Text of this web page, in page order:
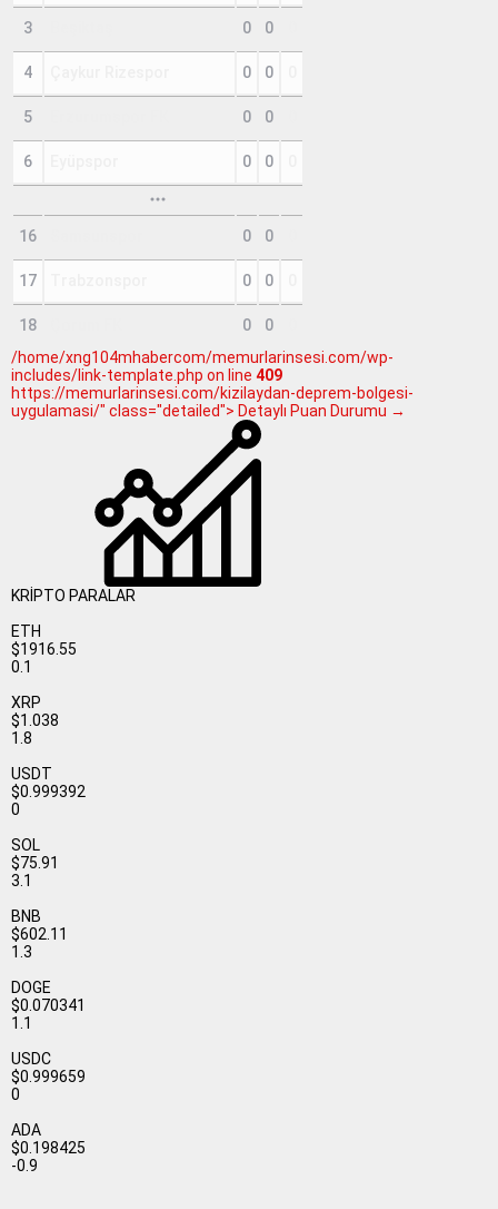
3 0 0
4 0 0
5 0 0
6 0 0
16 0 0
17 0 0
18 0 0
/home/xng104mhabercom/memurlarinsesi.com/wp-
includes/link-template.php on line 409
https://memurlarinsesi.com/kizilaydan-deprem-bolgesi-
uygulamasi/" class="detailed"> Detaylı Puan Durumu →
KRİPTO PARALAR
ETH
$1916.55
0.1
XRP
$1.038
1.8
USDT
$0.999392
0
SOL
$75.91
3.1
BNB
$602.11
1.3
DOGE
$0.070341
1.1
USDC
$0.999659
0
ADA
$0.198425
-0.9